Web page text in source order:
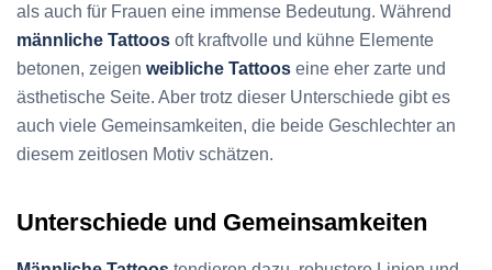
als auch für Frauen eine immense Bedeutung. Während
männliche Tattoos oft kraftvolle und kühne Elemente
betonen, zeigen weibliche Tattoos eine eher zarte und
ästhetische Seite. Aber trotz dieser Unterschiede gibt es
auch viele Gemeinsamkeiten, die beide Geschlechter an
diesem zeitlosen Motiv schätzen.
Unterschiede und Gemeinsamkeiten